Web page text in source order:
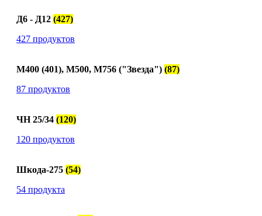
Д6 - Д12 (427)
427 продуктов
М400 (401), М500, М756 ("Звезда") (87)
87 продуктов
ЧН 25/34 (120)
120 продуктов
Шкода-275 (54)
54 продукта